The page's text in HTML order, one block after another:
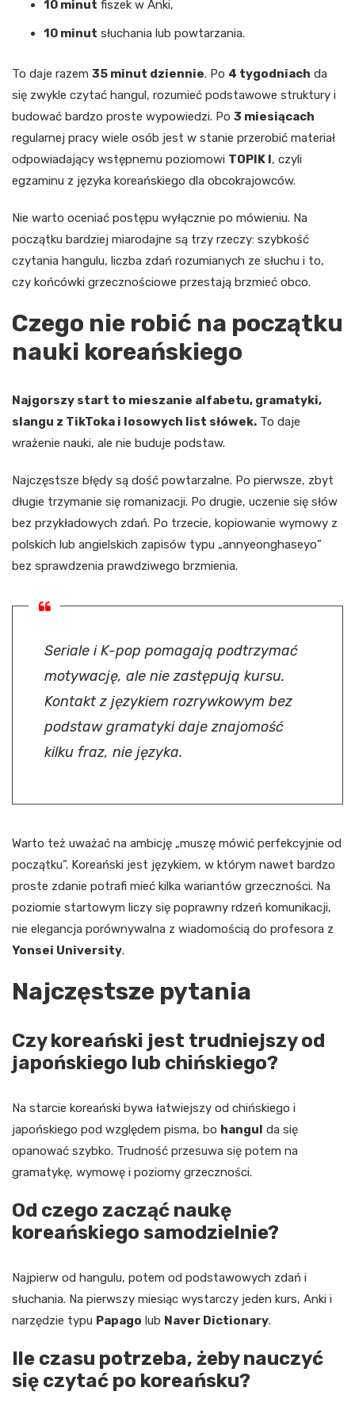
10 minut fiszek w Anki,
10 minut słuchania lub powtarzania.
To daje razem 35 minut dziennie. Po 4 tygodniach da
się zwykle czytać hangul, rozumieć podstawowe struktury i
budować bardzo proste wypowiedzi. Po 3 miesiącach
regularnej pracy wiele osób jest w stanie przerobić materiał
odpowiadający wstępnemu poziomowi TOPIK I, czyli
egzaminu z języka koreańskiego dla obcokrajowców.
Nie warto oceniać postępu wyłącznie po mówieniu. Na
początku bardziej miarodajne są trzy rzeczy: szybkość
czytania hangulu, liczba zdań rozumianych ze słuchu i to,
czy końcówki grzecznościowe przestają brzmieć obco.
Czego nie robić na początku
nauki koreańskiego
Najgorszy start to mieszanie alfabetu, gramatyki,
slangu z TikToka i losowych list słówek. To daje
wrażenie nauki, ale nie buduje podstaw.
Najczęstsze błędy są dość powtarzalne. Po pierwsze, zbyt
długie trzymanie się romanizacji. Po drugie, uczenie się słów
bez przykładowych zdań. Po trzecie, kopiowanie wymowy z
polskich lub angielskich zapisów typu „annyeonghaseyo”
bez sprawdzenia prawdziwego brzmienia.
Seriale i K-pop pomagają podtrzymać
motywację, ale nie zastępują kursu.
Kontakt z językiem rozrywkowym bez
podstaw gramatyki daje znajomość
kilku fraz, nie języka.
Warto też uważać na ambicję „muszę mówić perfekcyjnie od
początku”. Koreański jest językiem, w którym nawet bardzo
proste zdanie potrafi mieć kilka wariantów grzeczności. Na
poziomie startowym liczy się poprawny rdzeń komunikacji,
nie elegancja porównywalna z wiadomością do profesora z
Yonsei University.
Najczęstsze pytania
Czy koreański jest trudniejszy od
japońskiego lub chińskiego?
Na starcie koreański bywa łatwiejszy od chińskiego i
japońskiego pod względem pisma, bo hangul da się
opanować szybko. Trudność przesuwa się potem na
gramatykę, wymowę i poziomy grzeczności.
Od czego zacząć naukę
koreańskiego samodzielnie?
Najpierw od hangulu, potem od podstawowych zdań i
słuchania. Na pierwszy miesiąc wystarczy jeden kurs, Anki i
narzędzie typu Papago lub Naver Dictionary.
Ile czasu potrzeba, żeby nauczyć
się czytać po koreańsku?